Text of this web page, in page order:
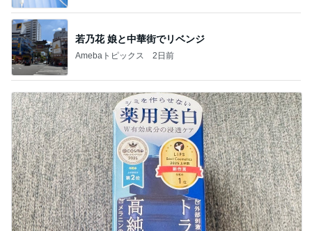
だいた 疲れていると言われた顔
Amebaトピックス 1日前